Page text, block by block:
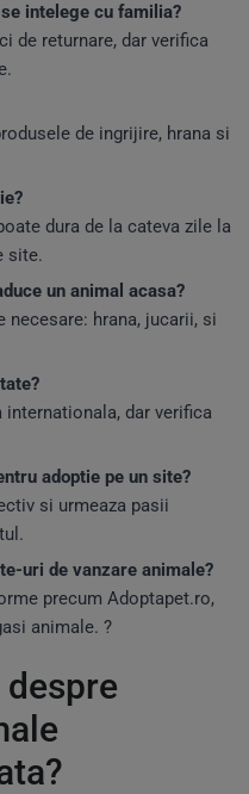
intelege cu familia?
de returnare, dar verifica
de ingrijire, hrana si
dura de la cateva zile la
site.
un animal acasa?
hrana, jucarii, si
dar verifica
adoptie pe un site?
si urmeaza pasii
uri de vanzare animale?
precum Adoptapet.ro,
animale. ?